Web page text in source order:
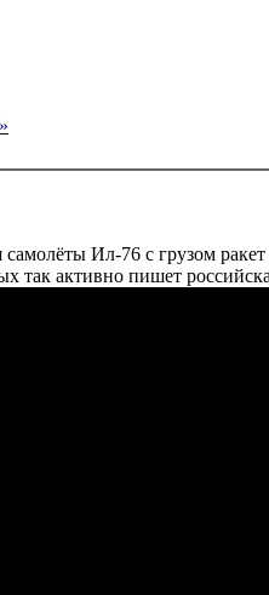
Ил-76 с грузом
так активно пишет